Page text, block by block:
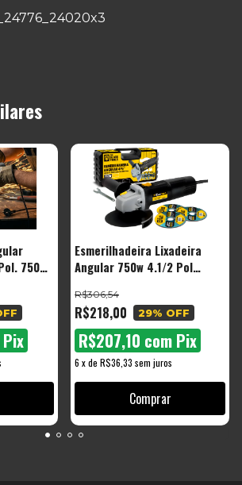
750w
Pix
Esmerilhadeira Lixadeira
Angular 750w 4.1/2 Pol
E Discos Bta780d The Black
Tools
R$218,00
R$306,54
29% OFF
6 xde R$36,33 sem juros
R$207,10 com Pix
Comprar